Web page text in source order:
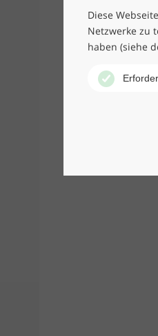
Diese
Netzwerke zu
haben (siehe